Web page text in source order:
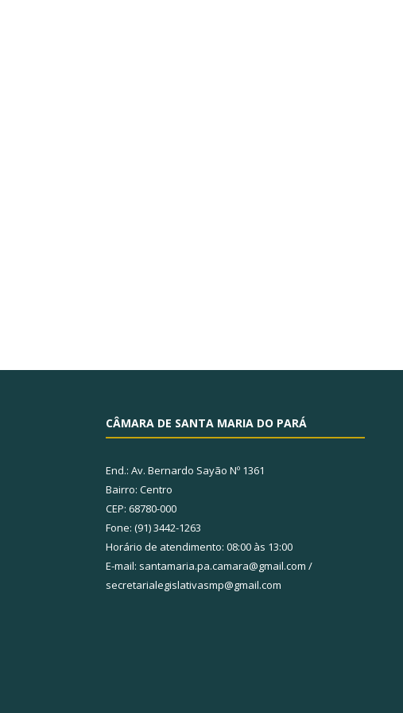
CÂMARA DE SANTA MARIA DO PARÁ
End.: Av. Bernardo Sayão Nº 1361
Bairro: Centro
CEP: 68780-000
Fone: (91) 3442-1263
Horário de atendimento: 08:00 às 13:00
E-mail: santamaria.pa.camara@gmail.com /
secretarialegislativasmp@gmail.com